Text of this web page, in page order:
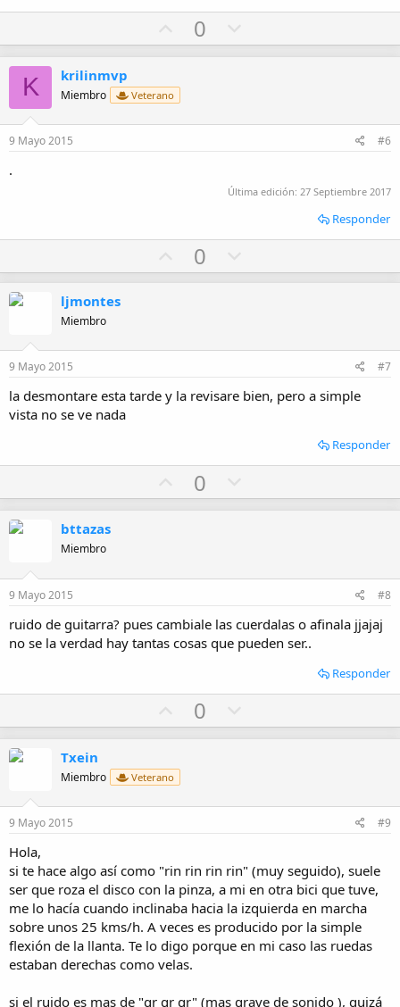
U
p
o
t
e
0
o
o
K krilinmvp
Miembro Veterano
9 Mayo 2015 #6
.
Última edición: 27 Septiembre 2017
Responder
U
p
0
o
e
ljmontes
Miembro
9 Mayo 2015 #7
la desmontare esta tarde y la revisare bien, pero a simple
vista no se ve nada
Responder
U
p
e
0
o
o
e
bttazas
Miembro
9 Mayo 2015 #8
ruido de guitarra? pues cambiale las cuerdalas o afinala jjajaj
no se la verdad hay tantas cosas que pueden ser..
Responder
U
p
o
t
e
0
o
o
Txein
Miembro Veterano
9 Mayo 2015 #9
Hola,
si te hace algo así como "rin rin rin rin" (muy seguido), suele
ser que roza el disco con la pinza, a mi en otra bici que tuve,
me lo hacía cuando inclinaba hacia la izquierda en marcha
sobre unos 25 kms/h. A veces es producido por la simple
flexión de la llanta. Te lo digo porque en mi caso las ruedas
estaban derechas como velas.
si el ruido es mas de "gr gr gr" (mas grave de sonido ), quizá